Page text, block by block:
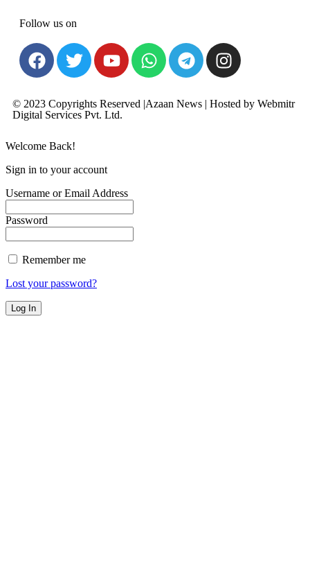
Follow us on
© 2023 Copyrights Reserved |Azaan News | Hosted by Webmitr
Digital Services Pvt. Ltd.
Welcome Back!
Sign in to your account
Username or Email Address
Password
Remember me
Lost your password?